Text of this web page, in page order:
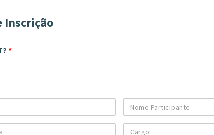
Inscrição
*
Nome
Participante
Cargo